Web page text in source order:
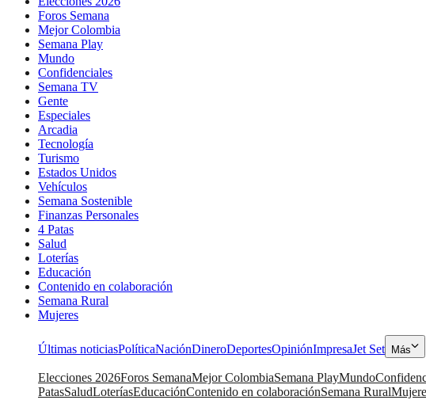
Foros Semana
Mejor Colombia
Semana Play
Mundo
Confidenciales
Semana TV
Gente
Especiales
Arcadia
Tecnología
Turismo
Estados Unidos
Vehículos
Semana Sostenible
Finanzas Personales
4 Patas
Salud
Loterías
Educación
Contenido en colaboración
Semana Rural
Mujeres
Últimas noticiasPolíticaNaciónDineroDeportesOpiniónImpresaJet Set Más
Elecciones 2026Foros SemanaMejor ColombiaSemana PlayMundo
PatasSaludLoteríasEducaciónContenido en colaboraciónSemana Rural